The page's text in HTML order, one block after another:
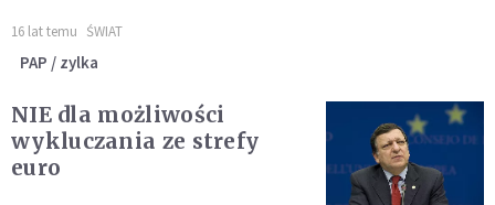
16 lat temu ŚWIAT
PAP / zylka
NIE dla możliwości
wykluczania ze strefy
euro